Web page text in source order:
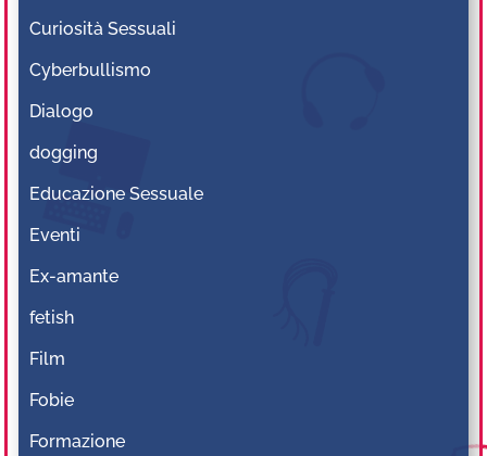
Curiosità Sessuali
Cyberbullismo
Dialogo
dogging
Educazione Sessuale
Eventi
Ex-amante
fetish
Film
Fobie
Formazione